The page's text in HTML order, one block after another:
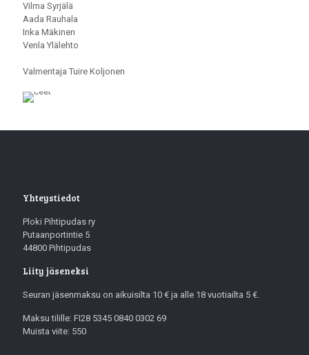
Vilma Syrjälä
Aada Rauhala
Inka Mäkinen
Venla Ylälehto
Valmentaja Tuire Koljonen
Yhteystiedot
Ploki Pihtipudas ry
Putaanportintie 5
44800 Pihtipudas
Liity jäseneksi
Seuran jäsenmaksu on aikuisilta 10 € ja alle 18 vuotiailta 5 €.
Maksu tilille: FI28 5345 0840 0302 69
Muista viite: 550